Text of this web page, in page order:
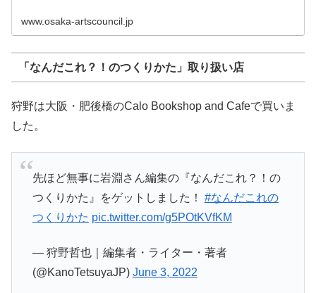
www.osaka-artscouncil.jp
「なんだこれ？！のつくりかた」取り扱い店
狩野は大阪・肥後橋のCalo Bookshop and Cafeで買いま
した。
先ほど無事に岩淵さん編集の『なんだこれ？！の
つくりかた』をゲットしました！ #なんだこれの
つくりかた pic.twitter.com/g5POtKVfKM
— 狩野哲也｜編集者・ライター・著者
(@KanoTetsuyaJP) June 3, 2022